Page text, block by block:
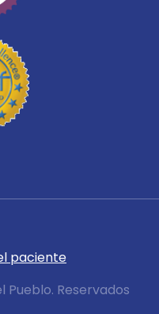
paciente
Pueblo. Reservados